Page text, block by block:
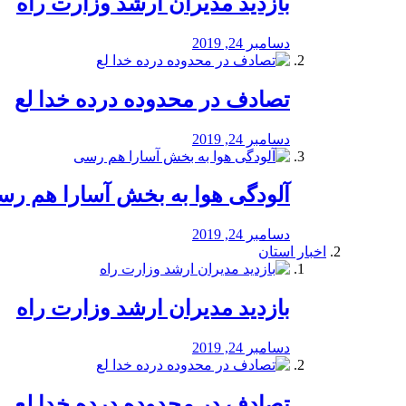
دسامبر 24, 2019
تصادف در محدوده درده خدا لع
دسامبر 24, 2019
آلودگی هوا به بخش آسارا هم
دسامبر 24, 2019
اخبار استان
بازدید مدیران ارشد وزارت راه
دسامبر 24, 2019